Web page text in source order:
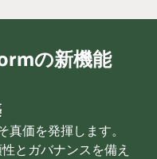
の新機能
価を発揮します。
とガバナンスを備え